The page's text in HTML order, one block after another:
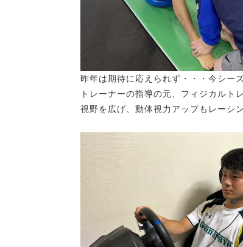
昨年は期待に応えられず・・・今シー
トレーナーの指導の元、フィジカルト
視野を広げ、動体視力アップもレーシ